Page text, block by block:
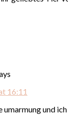
16:11
umarmung und